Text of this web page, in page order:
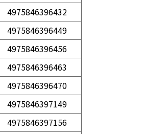
4975846396432
4975846396449
4975846396456
4975846396463
4975846396470
4975846397149
4975846397156